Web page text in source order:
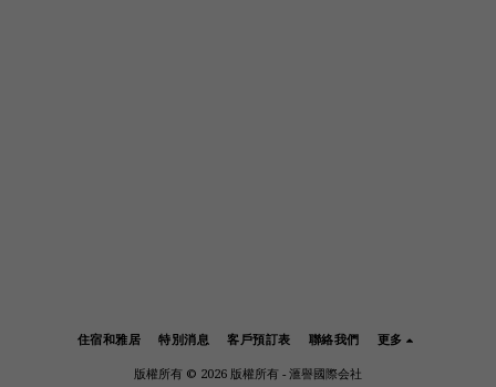
住宿和雅居 特別消息 客戶預訂表 聯絡我們 更多
版權所有 © 2026 版權所有 - 滙譽國際会社